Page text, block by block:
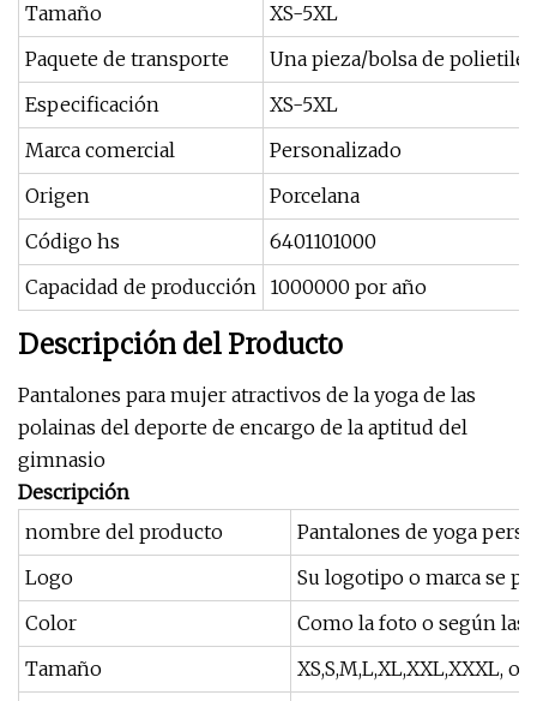
Tamaño
XS-5XL
Paquete de transporte
Una pieza/bolsa de
Especificación
XS-5XL
Marca comercial
Personalizado
Origen
Porcelana
Código hs
6401101000
Capacidad de producción 1000000 por año
Descripción del Producto
Pantalones para mujer atractivos de la yoga de las
polainas del deporte de encargo de la aptitud del
gimnasio
Descripción
nombre del producto
Pantalones de yoga
Logo
Su logotipo o marca se
Color
Como la foto o según
Tamaño
XS,S,M,L,XL,XXL,XXXL,